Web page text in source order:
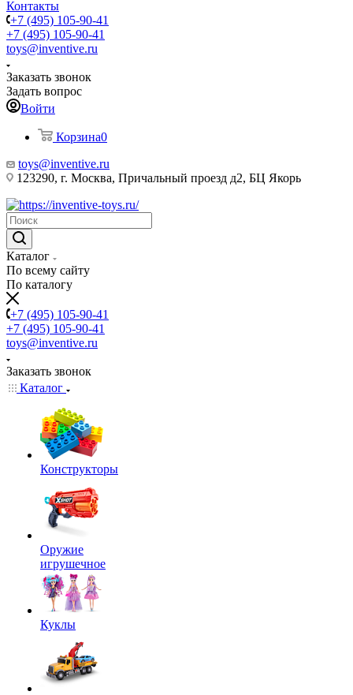
Контакты
+7 (495) 105-90-41
+7 (495) 105-90-41
toys@inventive.ru
Заказать звонок
Задать вопрос
Войти
Корзина0
toys@inventive.ru
123290, г. Москва, Причальный проезд д2, БЦ Якорь
Каталог
По всему сайту
По каталогу
+7 (495) 105-90-41
+7 (495) 105-90-41
toys@inventive.ru
Заказать звонок
Каталог
Конструкторы
Оружие
игрушечное
Куклы